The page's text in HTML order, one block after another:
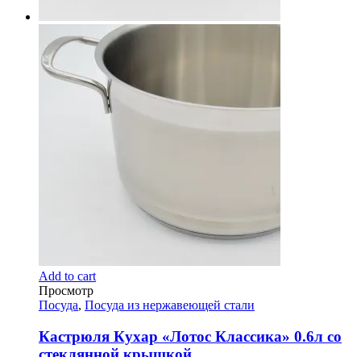
Add to cart
Просмотр
Посуда, Посуда из нержавеющей стали
Кастрюля Кухар «Лотос Классика» 0.6л со